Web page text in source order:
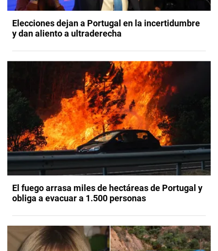
Elecciones dejan a Portugal en la incertidumbre
y dan aliento a ultraderecha
El fuego arrasa miles de hectáreas de Portugal y
obliga a evacuar a 1.500 personas